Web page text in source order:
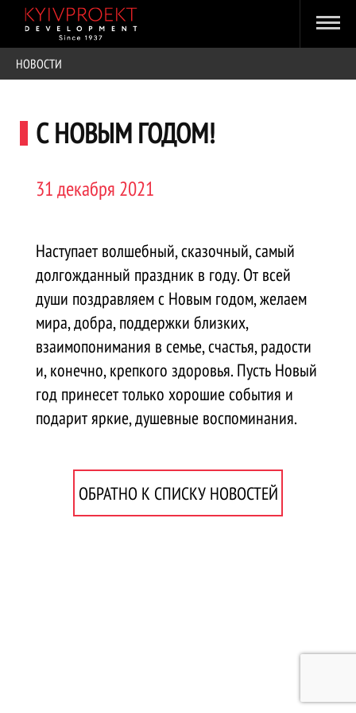
НОВОСТИ
С НОВЫМ ГОДОМ!
31 декабря 2021
Наступает волшебный, сказочный, самый
долгожданный праздник в году. От всей
души поздравляем с Новым годом, желаем
мира, добра, поддержки близких,
взаимопонимания в семье, счастья, радости
и, конечно, крепкого здоровья. Пусть Новый
год принесет только хорошие события и
подарит яркие, душевные воспоминания.
ОБРАТНО К СПИСКУ НОВОСТЕЙ